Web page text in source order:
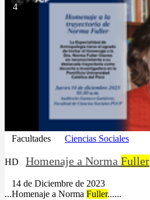
4
Facultades Ciencias Sociales
HD Homenaje a Norma Fuller
14 de Diciembre de 2023
...Homenaje a Norma Fuller......